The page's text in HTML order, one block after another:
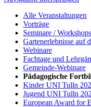
Alle Veranstaltungen
Vorträge
Seminare / Workshops
Gartenerlebnisse
Webinare
Fachtage und
Gemeinde-Webinare
Pädagogische
Kinder UNI Tulln
Jugend UNI Tulln
European Award for